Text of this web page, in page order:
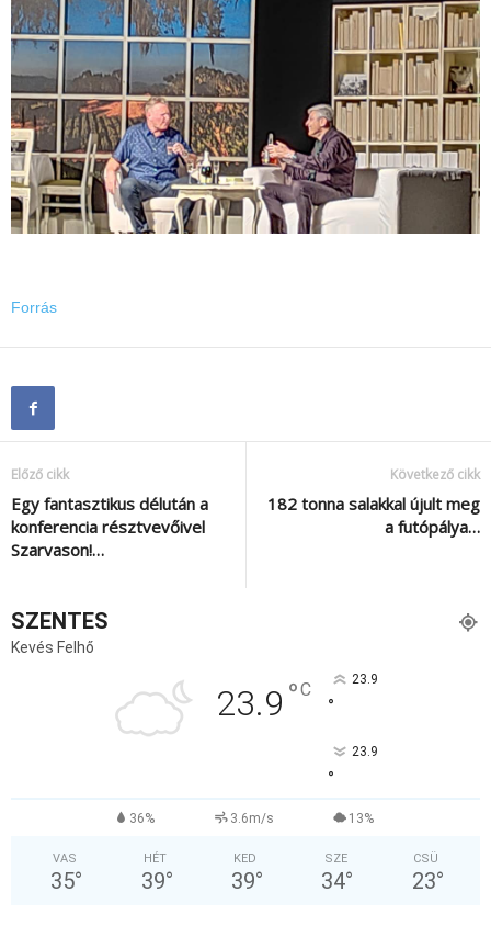
Forrás
Előző cikk
Egy fantasztikus délután a
konferencia résztvevőivel
Szarvason!…
Következő cikk
182 tonna salakkal újult meg
a futópálya…
SZENTES
Kevés Felhő
23.9 °C 23.9
°
23.9
°
36% 3.6m/s 13%
VAS
35°
HÉT
39°
KED
39°
SZE
34°
CSÜ
23°